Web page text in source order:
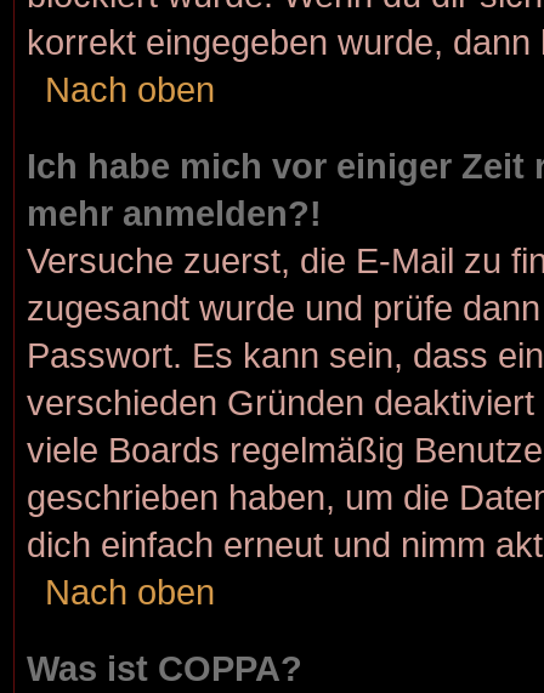
korrekt eingegeben wurde,
Nach oben
Ich habe mich vor einiger
mehr anmelden?!
Versuche zuerst, die E-Mail zu
zugesandt wurde und prüfe
Passwort. Es kann sein, dass
verschieden Gründen
viele Boards regelmäßig
geschrieben haben, um die
dich einfach erneut und nimm
Nach oben
Was ist COPPA?